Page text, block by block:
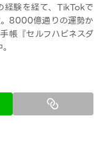
験を経て、TikTokで
8000億通りの運勢か
帳『セルフハピネスダ